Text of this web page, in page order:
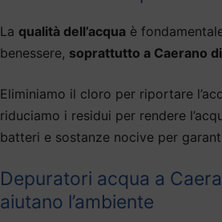
La qualità dell’acqua è
benessere, soprattutto a Caerano
Eliminiamo il cloro per riportare
riduciamo i residui per rendere
batteri e sostanze nocive per
Depuratori acqua a
aiutano l’ambiente